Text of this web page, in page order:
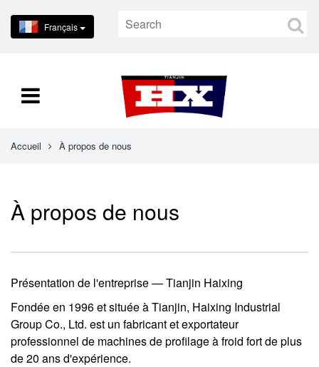
Français
Accueil À propos de nous
À propos de nous
Présentation de l'entreprise — Tianjin Haixing
Fondée en 1996 et située à Tianjin, Haixing Industrial
Group Co., Ltd. est un fabricant et exportateur
professionnel de machines de profilage à froid fort de plus
de 20 ans d'expérience.